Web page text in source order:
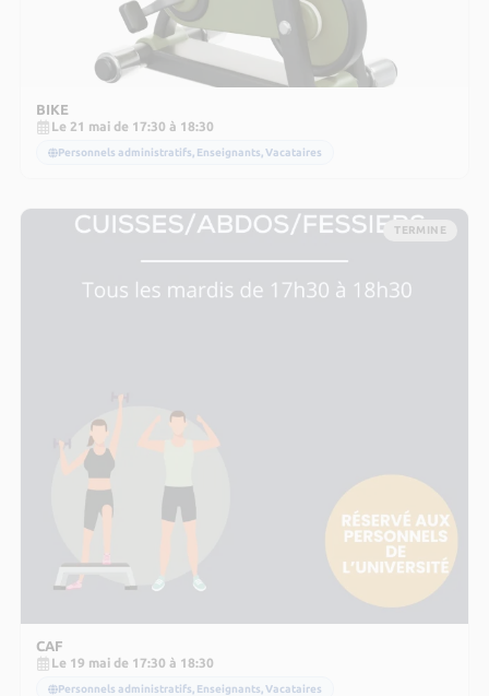
BIKE
Le 21 mai de 17:30 à 18:30
Personnels administratifs, Enseignants, Vacataires
TERMINE
CAF
Le 19 mai de 17:30 à 18:30
Personnels administratifs, Enseignants, Vacataires